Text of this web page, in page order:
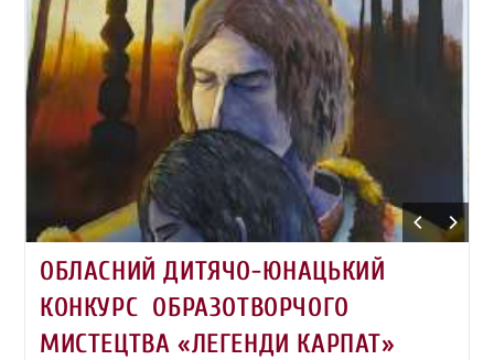
ОБЛАСНИЙ ДИТЯЧО-ЮНАЦЬКИЙ
КОНКУРС ОБРАЗОТВОРЧОГО
МИСТЕЦТВА «ЛЕГЕНДИ КАРПАТ»